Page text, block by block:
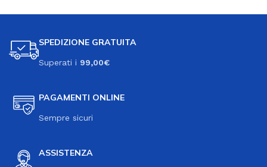
SPEDIZIONE GRATUITA
Superati i 99,00€
PAGAMENTI ONLINE
Sempre sicuri
ASSISTENZA